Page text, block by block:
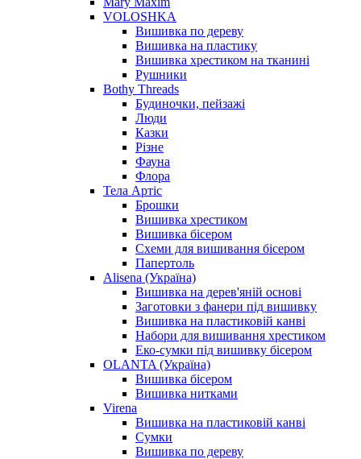
VOLOSHKA
Вишивка по дереву
Вишивка на пластику
Вишивка хрестиком на тканині
Рушники
Bothy Threads
Будиночки, пейзажі
Люди
Казки
Різне
Фауна
Флора
Тела Артіс
Брошки
Вишивка хрестиком
Вишивка бісером
Схеми для вишивання бісером
Папертоль
Alisena (Україна)
Вишивка на дерев'яній основі
Заготовки з фанери під вишивку
Вишивка на пластиковій канві
Набори для вишивання хрестиком
Еко-сумки під вишивку бісером
OLANTA (Україна)
Вишивка бісером
Вишивка нитками
Virena
Вишивка на пластиковій канві
Сумки
Вишивка по дереву